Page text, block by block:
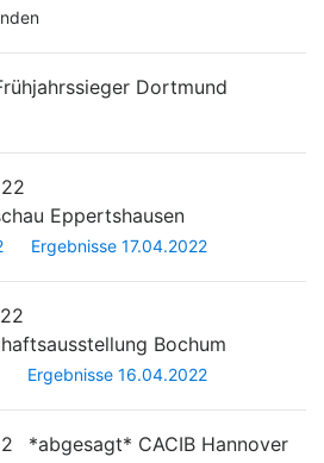
Dortmund
Eppertshausen
Ergebnisse 17.04.2022
Bochum
Ergebnisse 16.04.2022
*abgesagt* CACIB Hannover